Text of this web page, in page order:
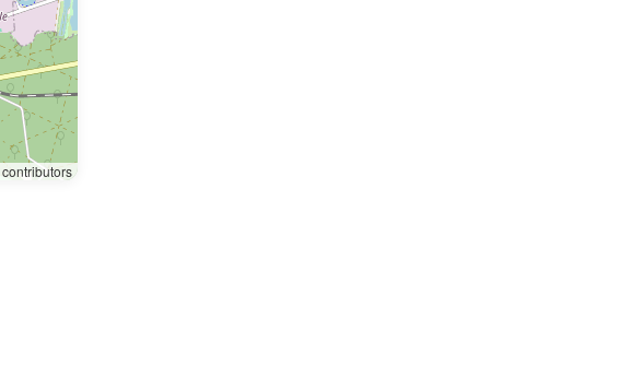
contributors